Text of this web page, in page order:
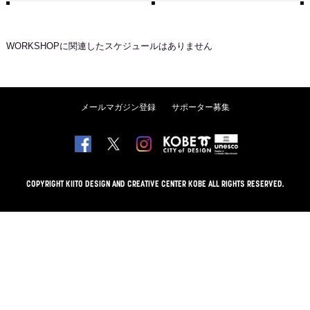
WORKSHOPに関連したスケジュールはありません
メールマガジン登録 サポーター募集
COPYRIGHT KIITO DESIGN AND CREATIVE CENTER KOBE ALL RIGHTS RESERVED.